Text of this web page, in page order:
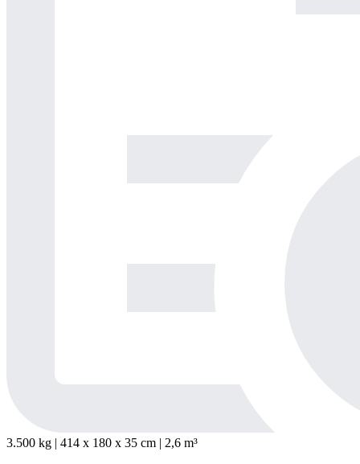
3.500 kg | 414 x 180 x 35 cm | 2,6 m³